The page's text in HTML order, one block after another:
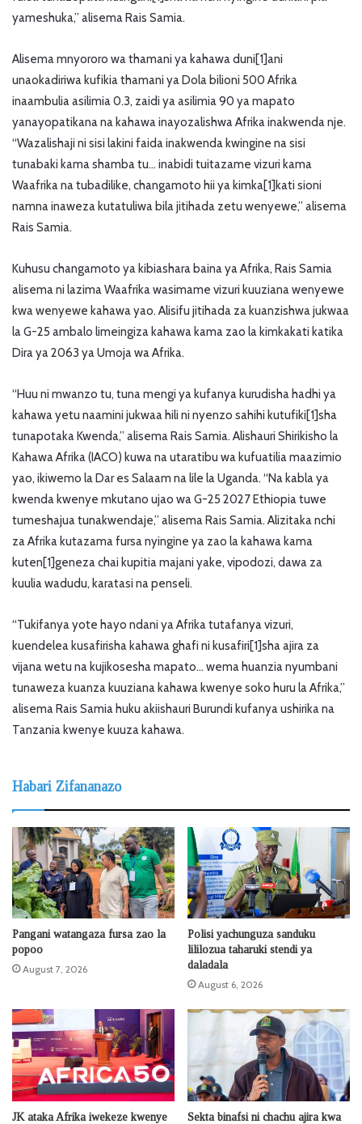
yameshuka,” alisema Rais Samia.
Alisema mnyororo wa thamani ya kahawa duni[1]ani
unaokadiriwa kufikia thamani ya Dola bilioni 500 Afrika
inaambulia asilimia 0.3, zaidi ya asilimia 90 ya mapato
yanayopatikana na kahawa inayozalishwa Afrika inakwenda nje.
“Wazalishaji ni sisi lakini faida inakwenda kwingine na sisi
tunabaki kama shamba tu… inabidi tuitazame vizuri kama
Waafrika na tubadilike, changamoto hii ya kimka[1]kati sioni
namna inaweza kutatuliwa bila jitihada zetu wenyewe,” alisema
Rais Samia.
Kuhusu changamoto ya kibiashara baina ya Afrika, Rais Samia
alisema ni lazima Waafrika wasimame vizuri kuuziana wenyewe
kwa wenyewe kahawa yao. Alisifu jitihada za kuanzishwa jukwaa
la G-25 ambalo limeingiza kahawa kama zao la kimkakati katika
Dira ya 2063 ya Umoja wa Afrika.
“Huu ni mwanzo tu, tuna mengi ya kufanya kurudisha hadhi ya
kahawa yetu naamini jukwaa hili ni nyenzo sahihi kutufiki[1]sha
tunapotaka Kwenda,” alisema Rais Samia. Alishauri Shirikisho la
Kahawa Afrika (IACO) kuwa na utaratibu wa kufuatilia maazimio
yao, ikiwemo la Dar es Salaam na lile la Uganda. “Na kabla ya
kwenda kwenye mkutano ujao wa G-25 2027 Ethiopia tuwe
tumeshajua tunakwendaje,” alisema Rais Samia. Alizitaka nchi
za Afrika kutazama fursa nyingine ya zao la kahawa kama
kuten[1]geneza chai kupitia majani yake, vipodozi, dawa za
kuulia wadudu, karatasi na penseli.
“Tukifanya yote hayo ndani ya Afrika tutafanya vizuri,
kuendelea kusafirisha kahawa ghafi ni kusafiri[1]sha ajira za
vijana wetu na kujikosesha mapato… wema huanzia nyumbani
tunaweza kuanza kuuziana kahawa kwenye soko huru la Afrika,”
alisema Rais Samia huku akiishauri Burundi kufanya ushirika na
Tanzania kwenye kuuza kahawa.
Habari Zifananazo
Pangani watangaza fursa zao la
popoo
August 7, 2026
Polisi yachunguza sanduku
lililozua taharuki stendi ya
daladala
August 6, 2026
JK ataka Afrika iwekeze kwenye
Sekta binafsi ni chachu ajira kwa